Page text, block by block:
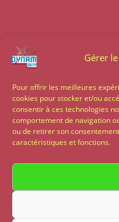
Gérer
Pour offrir les meilleures
cookies pour stocker et/ou
consentir à ces technologies
comportement de navigation
ou de retirer son
caractéristiques et fonctions.